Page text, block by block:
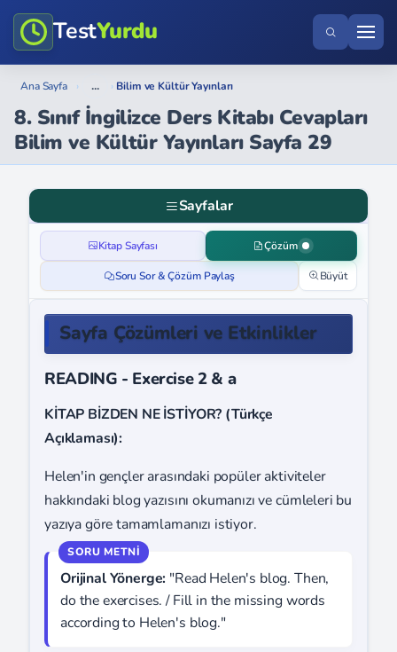
TestYurdu
Ana Sayfa › ... › Bilim ve Kültür Yayınları
8. Sınıf İngilizce Ders Kitabı Cevapları
Bilim ve Kültür Yayınları Sayfa 29
Sayfalar
Kitap Sayfası Çözüm
Soru Sor & Çözüm Paylaş Büyüt
Sayfa Çözümleri ve Etkinlikler
READING - Exercise 2 & a
KİTAP BİZDEN NE İSTİYOR? (Türkçe
Açıklaması):
Helen'in gençler arasındaki popüler aktiviteler
hakkındaki blog yazısını okumanızı ve cümleleri bu
yazıya göre tamamlamanızı istiyor.
Orijinal Yönerge: "Read Helen's blog. Then,
do the exercises. / Fill in the missing words
according to Helen's blog."